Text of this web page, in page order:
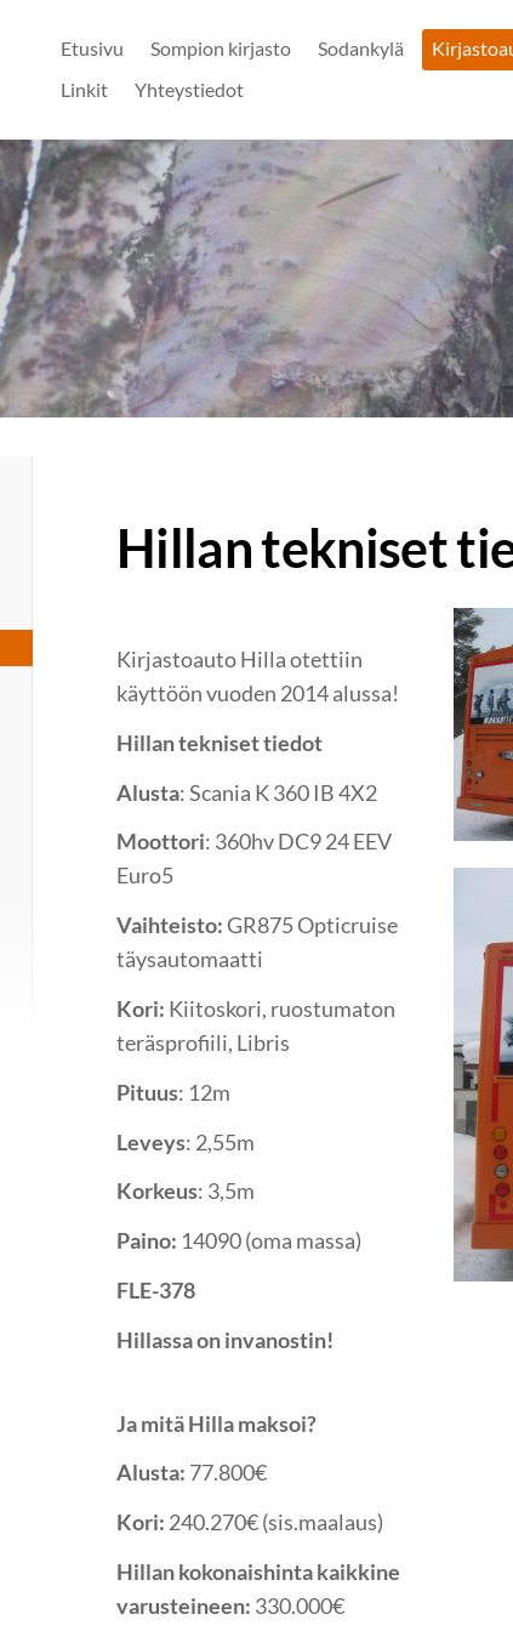
Etusivu Sompion kirjasto Sodankylä
Linkit
Yhteystiedot
Hillan tekniset
Kirjastoauto Hilla otettiin
käyttöön vuoden 2014 alussa!
Hillan tekniset tiedot
Alusta: Scania K 360 IB 4X2
Moottori: 360hv DC9 24 EEV
Euro5
Vaihteisto:GR875 Opticruise
täysautomaatti
Kori: Kiitoskori, ruostumaton
teräsprofiili, Libris
Pituus: 12m
Leveys: 2,55m
Korkeus: 3,5m
Paino: 14090 (oma massa)
FLE-378
Hillassa on invanostin!
Ja mitä Hilla maksoi?
Alusta: 77.800€
Kori: 240.270€ (sis.maalaus)
Hillan kokonaishinta kaikkine
varusteineen: 330.000€